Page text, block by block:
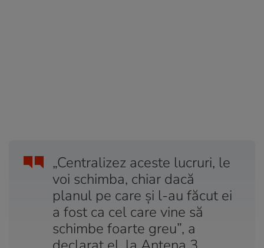
„Centralizez aceste lucruri, le
voi schimba, chiar dacă
planul pe care și l-au făcut ei
a fost ca cel care vine să
schimbe foarte greu”, a